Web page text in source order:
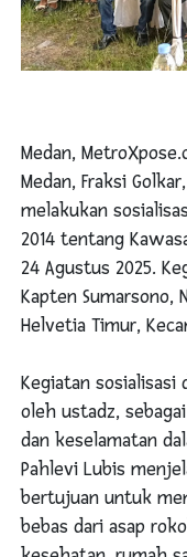
Medan,
Medan, Fraksi
melakukan
2014 tentang
24 Agustus 2025.
Kapten Sumarsono,
Helvetia Timur,
Kegiatan sosialisasi
oleh ustadz,
dan keselamatan
Pahlevi Lubis
bertujuan untuk
bebas dari asap